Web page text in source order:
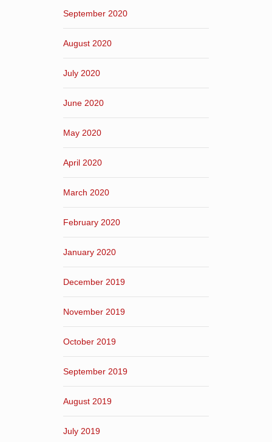
September 2020
August 2020
July 2020
June 2020
May 2020
April 2020
March 2020
February 2020
January 2020
December 2019
November 2019
October 2019
September 2019
August 2019
July 2019